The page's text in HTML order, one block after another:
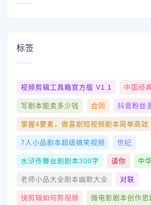
标签
视频剪辑工具箱官方版 V1.1 中国经
写剧本能卖多少钱 合同 抖音粉丝
掌握4要素，做喜剧短视频剧本简单高效
7人小品剧本超级搞笑视频 世纪
水浒传舞台剧剧本300字 请你 中
老师小品大全剧本幽默大全 对联
快剪辑如何剪视频 微电影剧本创作思